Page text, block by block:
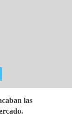
las